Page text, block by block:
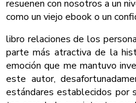
resuenen con nosotros a un
como un viejo ebook o un
libro relaciones de los
parte más atractiva de la
emoción que me mantuvo
este autor,
estándares establecidos por